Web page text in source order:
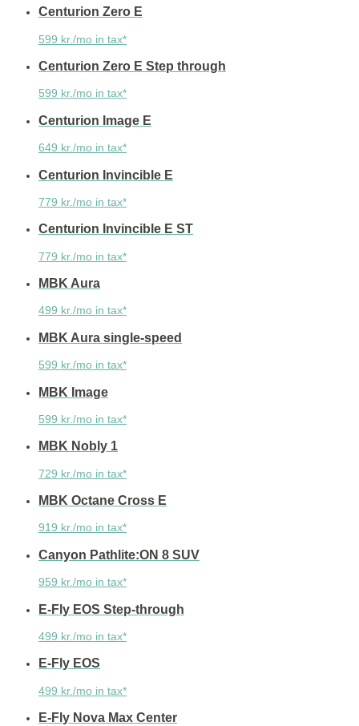
Centurion Zero E
599 kr./mo in tax*
Centurion Zero E Step through
599 kr./mo in tax*
Centurion Image E
649 kr./mo in tax*
Centurion Invincible E
779 kr./mo in tax*
Centurion Invincible E ST
779 kr./mo in tax*
MBK Aura
499 kr./mo in tax*
MBK Aura single-speed
599 kr./mo in tax*
MBK Image
599 kr./mo in tax*
MBK Nobly 1
729 kr./mo in tax*
MBK Octane Cross E
919 kr./mo in tax*
Canyon Pathlite:ON 8 SUV
959 kr./mo in tax*
E-Fly EOS Step-through
499 kr./mo in tax*
E-Fly EOS
499 kr./mo in tax*
E-Fly Nova Max Center